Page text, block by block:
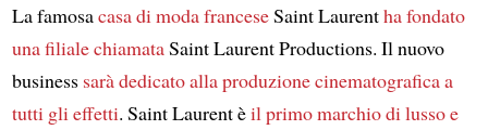
La famosacasa di moda franceseSaint Laurentha fondato
una filiale chiamataSaint Laurent Productions. Il nuovo
business sarà dedicatoalla produzione cinematograficaa
tutti gli effetti. Saint Laurent èil primo marchio di lusso e